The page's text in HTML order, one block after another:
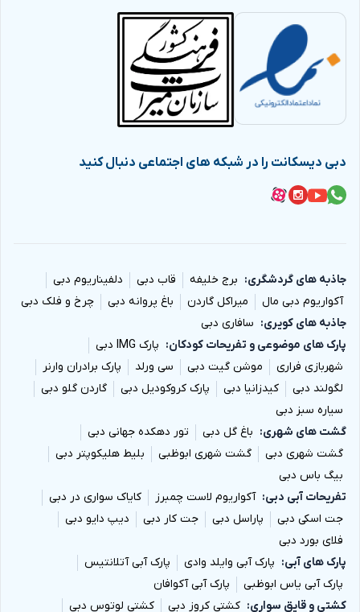
دبی دیسکانت را در شبکه های اجتماعی دنبال کنید
جاذبه های گردشگری برج خلیفه قاب دبی
دلفیناریوم دبی
آکواریوم دبی مال
میراکل گاردن باغ پروانه دبی
چرخ و فلک دبی
جاذبه های کویری
سافاری دبی
پارک های موضوعی و تفریحات کودکان
پارک IMG دبی
شهربازی فراری
موشن گیت دبی سی ورلد
پارک برادران وارنر
لگولند دبی
کیدزانیا دبی پارک کروکودیل دبی
گاردن گلو دبی
سیاره سبز دبی
گشت های شهری
باغ گل دبی
تور دهکده جهانی دبی
گشت شهری دبی
گشت شهری ابوظبی
بلیط هلیکوپتر دبی
بیگ باس دبی
تفریحات آبی دبی
آکواریوم لاست چمبرز
کایاک سواری در دبی
جت اسکی دبی
پاراسل دبی جت کار دبی
دیپ دایو دبی
فلای بورد دبی
پارک های آبی
پارک آبی وایلد وادی
پارک آبی آتلانتیس
پارک آبی یاس ابوظبی
پارک آبی آکوافان
کشتی و قایق سواری
کشتی کروز دبی کشتی لوتوس دبی